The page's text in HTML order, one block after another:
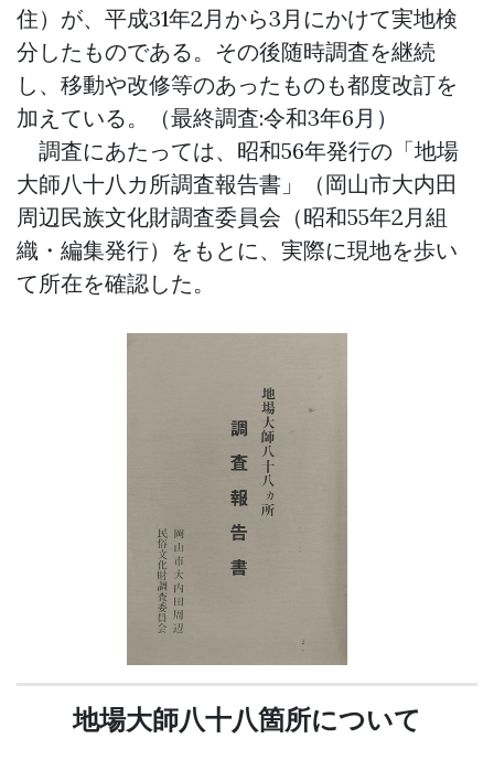
住）が、平成31年2月から3月にかけて実地検
分したものである。その後随時調査を継続
し、移動や改修等のあったものも都度改訂を
加えている。（最終調査:令和3年6月）
調査にあたっては、昭和56年発行の「地場
大師八十八カ所調査報告書」（岡山市大内田
周辺民族文化財調査委員会（昭和55年2月組
織・編集発行）をもとに、実際に現地を歩い
て所在を確認した。
地場大師八十八箇所について